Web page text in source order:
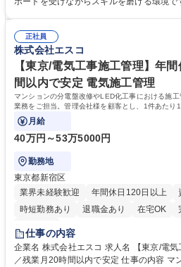
追求できます。現場は名古屋近郊が中心で
です。 募集職種 【名古屋/電気工事施工
言葉をいただけるやりがいがあります。ま
り、過度な残業を抑制する体制づくりに注
しており、1級電気工事施工管理技士など
社を挙げてバックアップします。 学歴・資格 学歴：大学院 大学 高専 短大
専修学校 高校 語学力： 資格：1級電気工
士
正社員
株式会社エスコ
【東京/電気工事施工管理】年
間以内で安定 電気施工管理
マンションの分電盤改修やLED化工事における施
業務をご担当。管理会社様を顧客とし、1件あたり
品質・安全の管理を行います。現場での円滑
月給
40万円～53万5000円
勤務地
東京都新宿区
業界未経験歓迎
年間休日120日以上
時短勤務あり
退職金あり 在宅OK
服装自由
仕事の内容
企業名 株式会社エスコ 求人名 【東京/電気工事施工管理】年間休日128日
／残業月20時間以内で安定 仕事の内容 マンションの分電盤改修やLED化